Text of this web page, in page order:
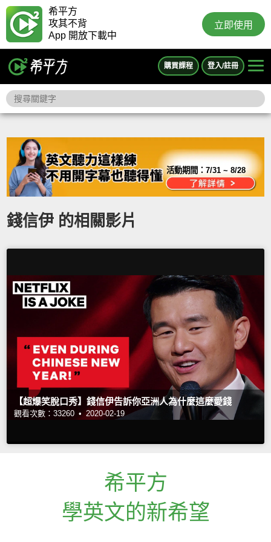
希平方
攻其不背
App 開放下載中
立即使用
購買課程 登入/註冊
活動期間：7/31 ~ 8/28
錢信伊 的相關影片
【超爆笑脫口秀】錢信伊告訴你亞洲人為什麼這麼愛錢
觀看次數：33260 • 2020-02-19
希平方
學英文的新希望